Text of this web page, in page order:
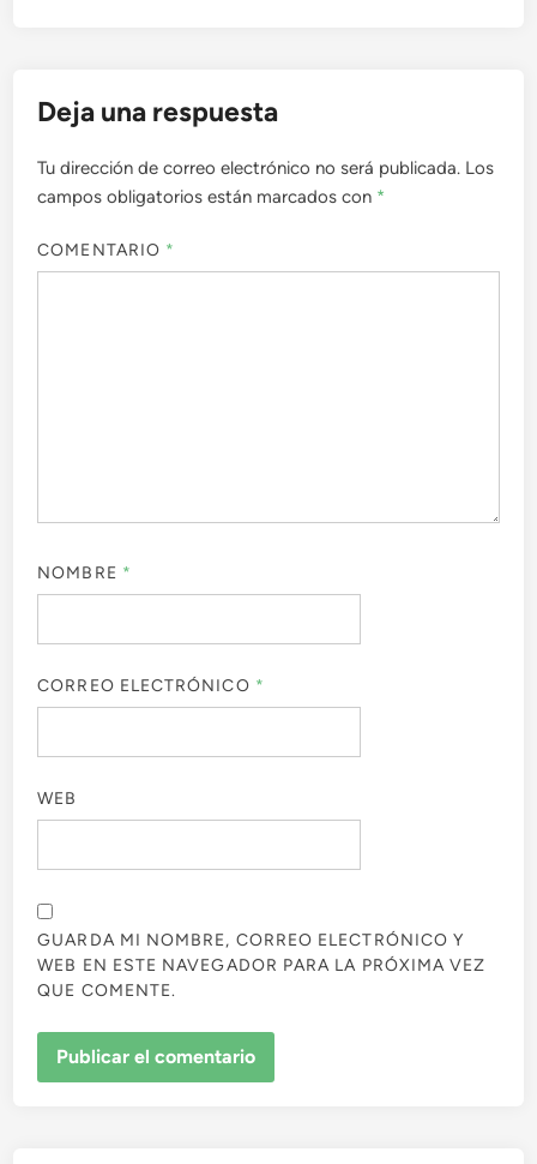
Deja una respuesta
Tu dirección de correo electrónico no será publicada. Los
campos obligatorios están marcados con *
COMENTARIO *
NOMBRE *
CORREO ELECTRÓNICO *
WEB
GUARDA MI NOMBRE, CORREO ELECTRÓNICO Y
WEB EN ESTE NAVEGADOR PARA LA PRÓXIMA VEZ
QUE COMENTE.